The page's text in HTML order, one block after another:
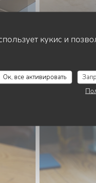
кукис и
Ок, все активировать